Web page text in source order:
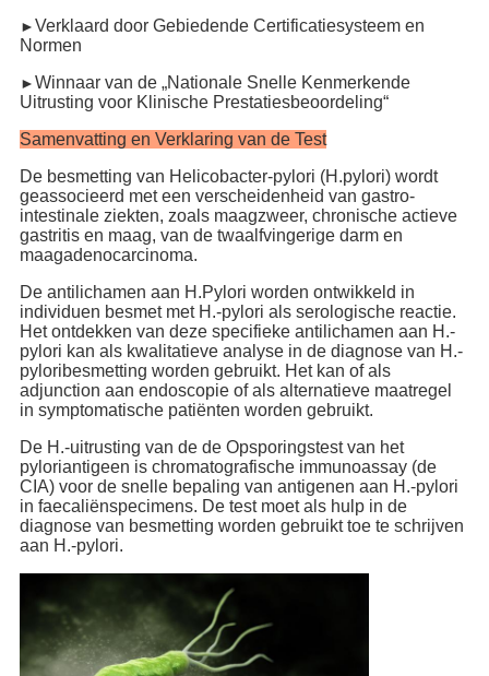
►Verklaard door Gebiedende Certificatiesysteem en
Normen
►Winnaar van de „Nationale Snelle Kenmerkende
Uitrusting voor Klinische Prestatiesbeoordeling“
Samenvatting en Verklaring van de Test
De besmetting van Helicobacter-pylori (H.pylori) wordt
geassocieerd met een verscheidenheid van gastro-
intestinale ziekten, zoals maagzweer, chronische actieve
gastritis en maag, van de twaalfvingerige darm en
maagadenocarcinoma.
De antilichamen aan H.Pylori worden ontwikkeld in
individuen besmet met H.-pylori als serologische reactie.
Het ontdekken van deze specifieke antilichamen aan H.-
pylori kan als kwalitatieve analyse in de diagnose van H.-
pyloribesmetting worden gebruikt. Het kan of als
adjunction aan endoscopie of als alternatieve maatregel
in symptomatische patiënten worden gebruikt.
De H.-uitrusting van de de Opsporingstest van het
pyloriantigeen is chromatografische immunoassay (de
CIA) voor de snelle bepaling van antigenen aan H.-pylori
in faecaliënspecimens. De test moet als hulp in de
diagnose van besmetting worden gebruikt toe te schrijven
aan H.-pylori.